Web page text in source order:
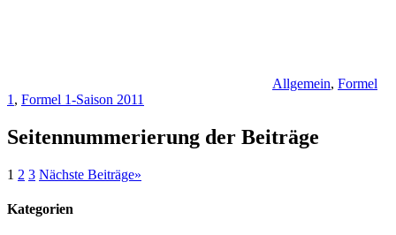
Allgemein, Formel
1 , Formel 1-Saison 2011
Seitennummerierung der Beiträge
1 2 3 Nächste Beiträge»
Kategorien